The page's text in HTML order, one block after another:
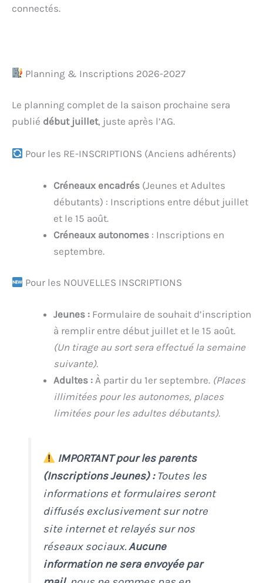
connectés.
Planning & Inscriptions 2026-2027
Le planning complet de la saison prochaine sera
publié début juillet, juste après l’AG.
Pour les RE-INSCRIPTIONS (Anciens adhérents)
Créneaux encadrés (Jeunes et Adultes
débutants) : Inscriptions entre début juillet
et le 15 août.
Créneaux autonomes : Inscriptions en
septembre.
Pour les NOUVELLES INSCRIPTIONS
Jeunes : Formulaire de souhait d’inscription
à remplir entre début juillet et le 15 août.
(Un tirage au sort sera effectué la semaine
suivante).
Adultes : À partir du 1er septembre. (Places
illimitées pour les autonomes, places
limitées pour les adultes débutants).
IMPORTANT pour les parents
(Inscriptions Jeunes) :Toutes les
informations et formulaires seront
diffusés exclusivement sur notre
site internet et relayés sur nos
réseaux sociaux.Aucune
information ne sera envoyée par